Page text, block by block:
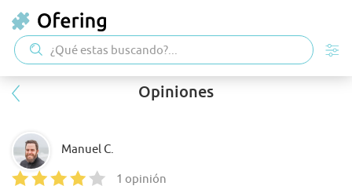
Opiniones
Manuel C.
1 opinión